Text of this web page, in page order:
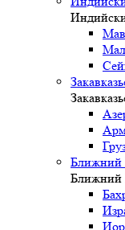
Ближний
Ближний